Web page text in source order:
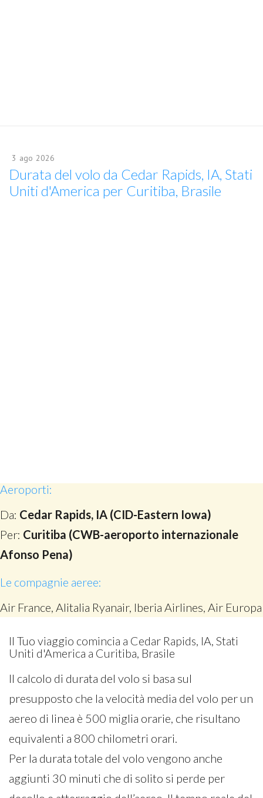
3 ago 2026
Durata del volo da Cedar Rapids, IA, Stati
Uniti d'America per Curitiba, Brasile
Aeroporti:
Da: Cedar Rapids, IA (CID-Eastern Iowa)
Per: Curitiba (CWB-aeroporto internazionale
Afonso Pena)
Le compagnie aeree:
Air France, Alitalia Ryanair, Iberia Airlines, Air Europa
Il Tuo viaggio comincia a Cedar Rapids, IA, Stati
Uniti d'America a Curitiba, Brasile
Il calcolo di durata del volo si basa sul
presupposto che la velocità media del volo per un
aereo di linea è 500 miglia orarie, che risultano
equivalenti a 800 chilometri orari.
Per la durata totale del volo vengono anche
aggiunti 30 minuti che di solito si perde per